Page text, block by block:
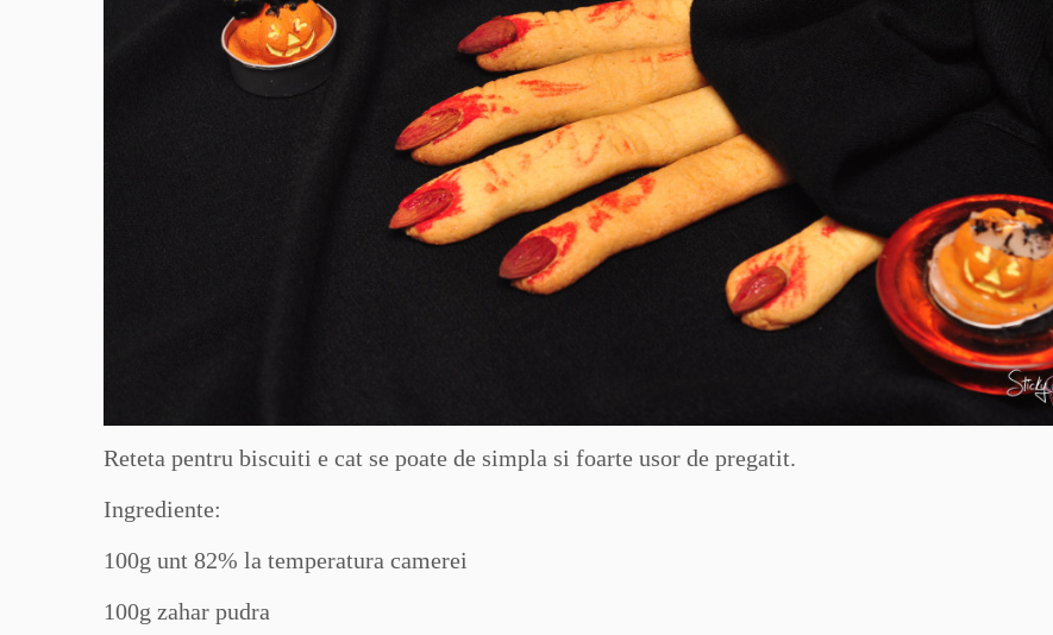
Reteta pentru biscuiti e cat se poate de simpla si foarte usor de pregatit.
Ingrediente:
100g unt 82% la temperatura camerei
100g zahar pudra